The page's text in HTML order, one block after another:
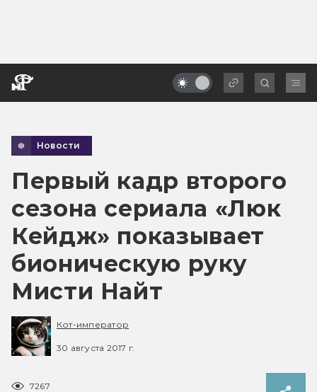
Новости
Первый кадр второго
сезона сериала «Люк
Кейдж» показывает
бионическую руку
Мисти Найт
Кот-император
30 августа 2017 г.
7267